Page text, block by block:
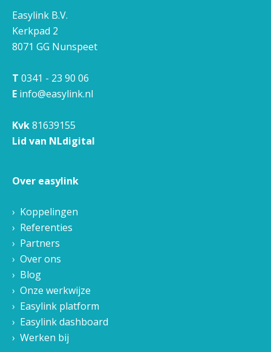
Easylink B.V.
Kerkpad 2
8071 GG Nunspeet
T 0341 - 23 90 06
E info@easylink.nl
Kvk81639155
Lid van NLdigital
Over easylink
Koppelingen
Referenties
Partners
Over ons
Blog
Onze werkwijze
Easylink platform
Easylink dashboard
Werken bij